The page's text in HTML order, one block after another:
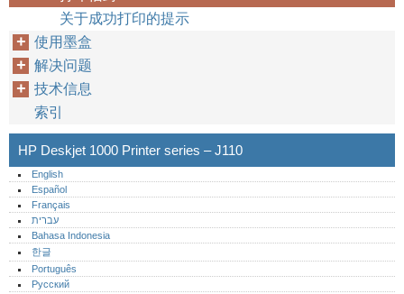
关于成功打印的提示
使用墨盒
解决问题
技术信息
索引
HP Deskjet 1000 Printer series – J110
English
Español
Français
עברית
Bahasa Indonesia
한글
Português‎
Русский